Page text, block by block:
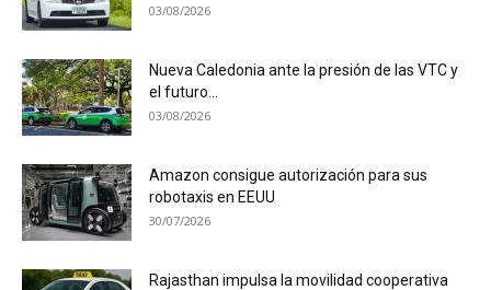
03/08/2026
Nueva Caledonia ante la presión de las VTC y
el futuro...
03/08/2026
Amazon consigue autorización para sus
robotaxis en EEUU
30/07/2026
Rajasthan impulsa la movilidad cooperativa